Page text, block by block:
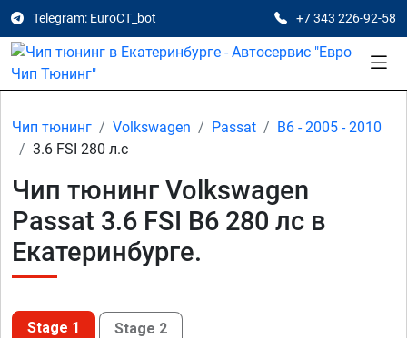
Telegram: EuroCT_bot +7 343 226-92-58
Чип тюнинг Volkswagen Passat
B6 - 2005 - 2010
3.6 FSI 280 л.с
Чип тюнинг Volkswagen
Passat 3.6 FSI B6 280 лс в
Екатеринбурге.
Stage 1 Stage 2